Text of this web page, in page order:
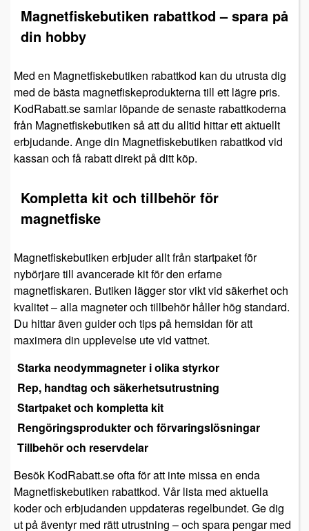
Magnetfiskebutiken rabattkod – spara på
din hobby
Med en Magnetfiskebutiken rabattkod kan du utrusta dig
med de bästa magnetfiskeprodukterna till ett lägre pris.
KodRabatt.se samlar löpande de senaste rabattkoderna
från Magnetfiskebutiken så att du alltid hittar ett aktuellt
erbjudande. Ange din Magnetfiskebutiken rabattkod vid
kassan och få rabatt direkt på ditt köp.
Kompletta kit och tillbehör för
magnetfiske
Magnetfiskebutiken erbjuder allt från startpaket för
nybörjare till avancerade kit för den erfarne
magnetfiskaren. Butiken lägger stor vikt vid säkerhet och
kvalitet – alla magneter och tillbehör håller hög standard.
Du hittar även guider och tips på hemsidan för att
maximera din upplevelse ute vid vattnet.
Starka neodymmagneter i olika styrkor
Rep, handtag och säkerhetsutrustning
Startpaket och kompletta kit
Rengöringsprodukter och förvaringslösningar
Tillbehör och reservdelar
Besök KodRabatt.se ofta för att inte missa en enda
Magnetfiskebutiken rabattkod. Vår lista med aktuella
koder och erbjudanden uppdateras regelbundet. Ge dig
ut på äventyr med rätt utrustning – och spara pengar med